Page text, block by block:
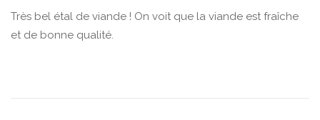
Très bel étal de viande ! On voit que la viande est fraîche
et de bonne qualité.